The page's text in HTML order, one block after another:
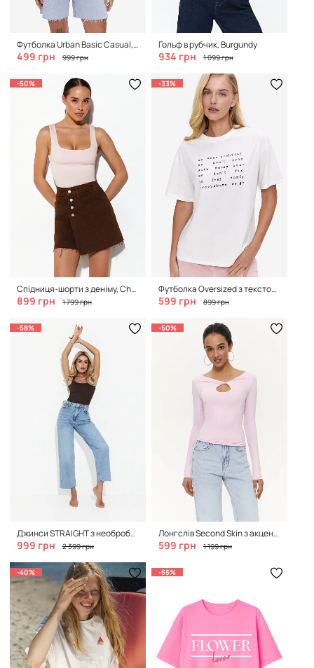
Футболка Urban Basic Casual, Bubble Pink
499 грн 999 грн
Гольф в рубчик, Burgundy
934 грн 1 099 грн
-50%
Спідниця-шорти з деніму, Chocolate
899 грн 1 799 грн
-33%
Футболка Oversized з текстовим принтом, Clean White
599 грн 899 грн
-58%
Джинси STRAIGHT з необробленим нижнім краєм, Natural Blue
999 грн 2 399 грн
-50%
Лонгслів Second Skin з акцентним вирізом,Bubble Pink
599 грн 1 199 грн
-40% -55%